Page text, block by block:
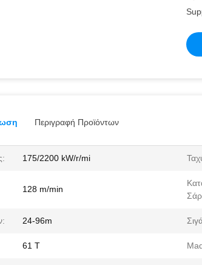
Περιγραφή Προϊόντων
175/2200 kW/r/mi
128 m/min
24-96m
61 Τ